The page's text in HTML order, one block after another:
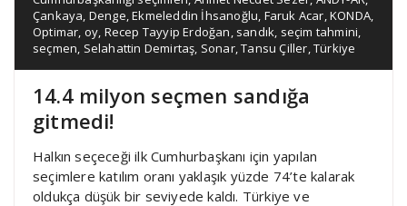
Çankaya, Denge,Ekmeleddin İhsanoğlu, Faruk Acar,KONDA,
Optimar, oy, Recep Tayyip Erdoğan, sandık, seçim tahmini,
seçmen, Selahattin Demirtaş, Sonar,Tansu Çiller,Türkiye
14.4 milyon seçmen sandığa
gitmedi!
Halkın seçeceği ilk Cumhurbaşkanı için yapılan
seçimlere katılım oranı yaklaşık yüzde 74’te kalarak
oldukça düşük bir seviyede kaldı. Türkiye ve